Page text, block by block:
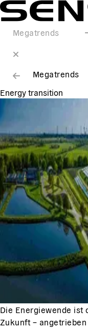
Megatrends
Megatrends
Energy transition
Die Energiewende ist
Zukunft –